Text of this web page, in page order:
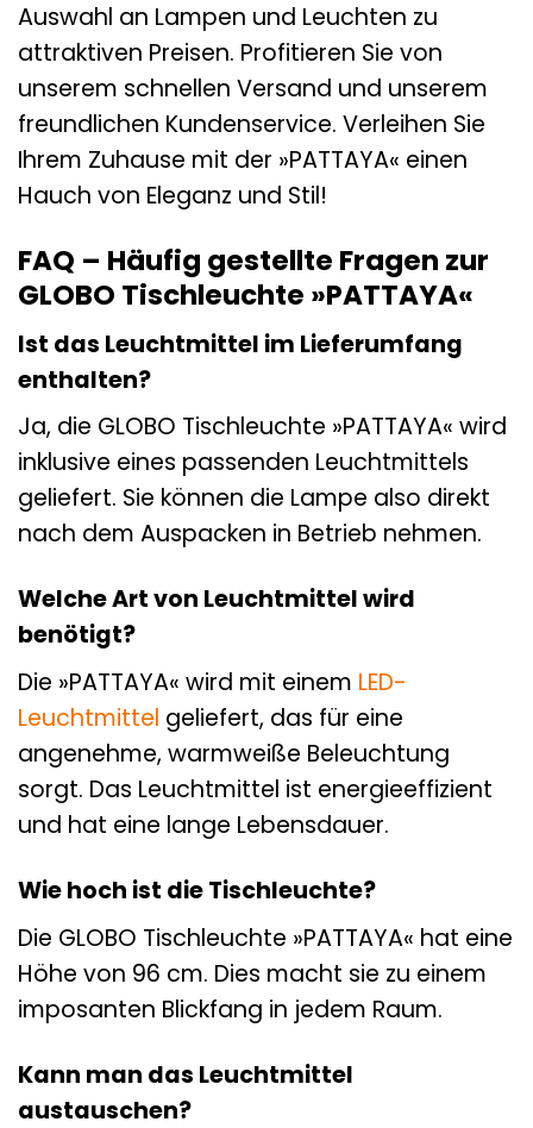
Auswahl an Lampen und Leuchten zu
attraktiven Preisen. Profitieren Sie von
unserem schnellen Versand und unserem
freundlichen Kundenservice. Verleihen Sie
Ihrem Zuhause mit der »PATTAYA« einen
Hauch von Eleganz und Stil!
FAQ – Häufig gestellte Fragen zur
GLOBO Tischleuchte »PATTAYA«
Ist das Leuchtmittel im Lieferumfang
enthalten?
Ja, die GLOBO Tischleuchte »PATTAYA« wird
inklusive eines passenden Leuchtmittels
geliefert. Sie können die Lampe also direkt
nach dem Auspacken in Betrieb nehmen.
Welche Art von Leuchtmittel wird
benötigt?
Die »PATTAYA« wird mit einem LED-
Leuchtmittel geliefert, das für eine
angenehme, warmweiße Beleuchtung
sorgt. Das Leuchtmittel ist energieeffizient
und hat eine lange Lebensdauer.
Wie hoch ist die Tischleuchte?
Die GLOBO Tischleuchte »PATTAYA« hat eine
Höhe von 96 cm. Dies macht sie zu einem
imposanten Blickfang in jedem Raum.
Kann man das Leuchtmittel
austauschen?